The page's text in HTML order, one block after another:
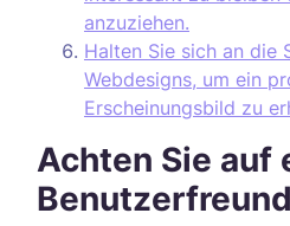
anzuziehen.
Halten Sie sich an die
Webdesigns, um ein
Erscheinungsbild zu
Achten Sie auf